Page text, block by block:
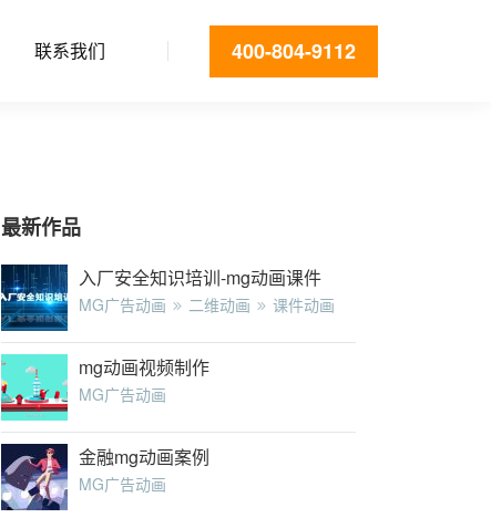
联系我们 400-804-9112
最新作品
入厂安全知识培训-mg动画课件
MG广告动画 二维动画 课件动画
mg动画视频制作
MG广告动画
金融mg动画案例
MG广告动画